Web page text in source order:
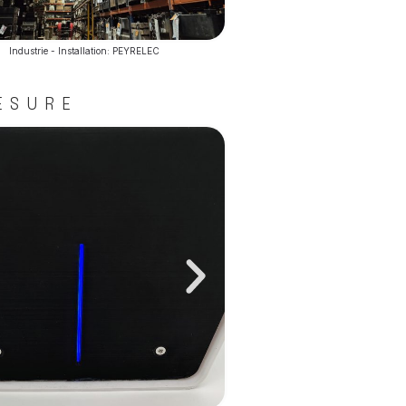
Industrie - Installation: PEYRELEC